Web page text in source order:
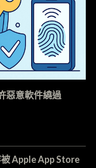
意軟件繞過
Apple App Store